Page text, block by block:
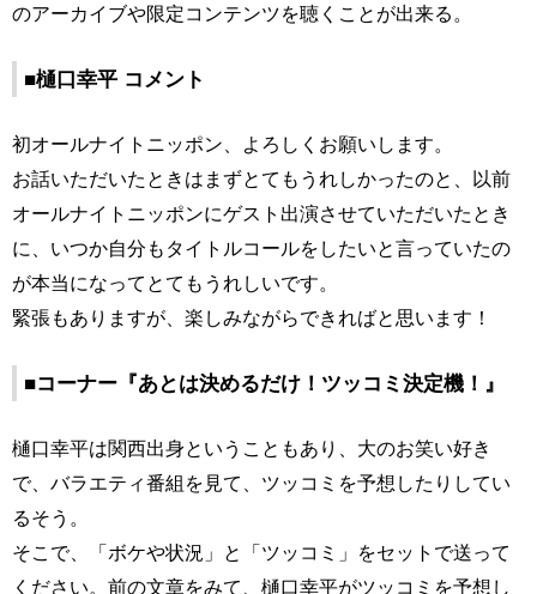
のアーカイブや限定コンテンツを聴くことが出来る。
■樋口幸平 コメント
初オールナイトニッポン、よろしくお願いします。
お話いただいたときはまずとてもうれしかったのと、以前
オールナイトニッポンにゲスト出演させていただいたとき
に、いつか自分もタイトルコールをしたいと言っていたの
が本当になってとてもうれしいです。
緊張もありますが、楽しみながらできればと思います！
■コーナー『あとは決めるだけ！ツッコミ決定機！』
樋口幸平は関西出身ということもあり、大のお笑い好き
で、バラエティ番組を見て、ツッコミを予想したりしてい
るそう。
そこで、「ボケや状況」と「ツッコミ」をセットで送って
ください。前の文章をみて、樋口幸平がツッコミを予想し